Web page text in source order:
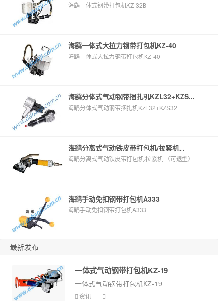
海鹞一体式钢带打包机KZ-32B
海鹞一体式大拉力钢带打包机KZ-40
海鹞一体式大拉力钢带打包机KZ-40
海鹞分体式气动钢带捆扎机KZL32+KZS...
海鹞分体式气动钢带捆扎机KZL32+KZS32
海鹞分离式气动铁皮带打包机/拉紧机...
海鹞分离式气动铁皮带打包机/拉紧机 （可退型）
海鹞手动免扣钢带打包机A333
海鹞手动免扣钢带打包机A333
最新发布
一体式气动钢带打包机KZ-19
一体式气动钢带打包机KZ-19
资讯